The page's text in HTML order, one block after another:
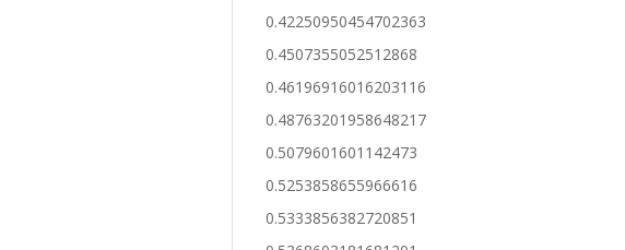
0.42250950454702363
0.4507355052512868
0.46196916016203116
0.48763201958648217
0.5079601601142473
0.5253858655966616
0.5333856382720851